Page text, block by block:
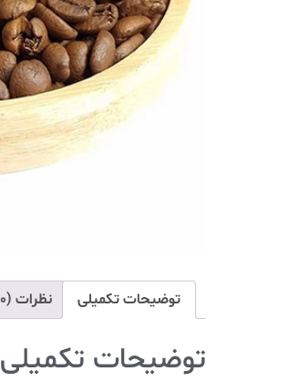
توضیحات تکمیلی نظرات (0)
توضیحات تکمیلی